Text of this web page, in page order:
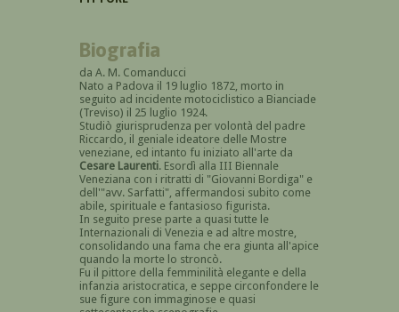
Biografia
da A. M. Comanducci
Nato a Padova il 19 luglio 1872, morto in
seguito ad incidente motociclistico a Bianciade
(Treviso) il 25 luglio 1924.
Studiò giurisprudenza per volontà del padre
Riccardo, il geniale ideatore delle Mostre
veneziane, ed intanto fu iniziato all'arte da
Cesare Laurenti. Esordì alla III Biennale
Veneziana con i ritratti di "Giovanni Bordiga" e
dell'"avv. Sarfatti", affermandosi subito come
abile, spirituale e fantasioso figurista.
In seguito prese parte a quasi tutte le
Internazionali di Venezia e ad altre mostre,
consolidando una fama che era giunta all'apice
quando la morte lo stroncò.
Fu il pittore della femminilità elegante e della
infanzia aristocratica, e seppe circonfondere le
sue figure con immaginose e quasi